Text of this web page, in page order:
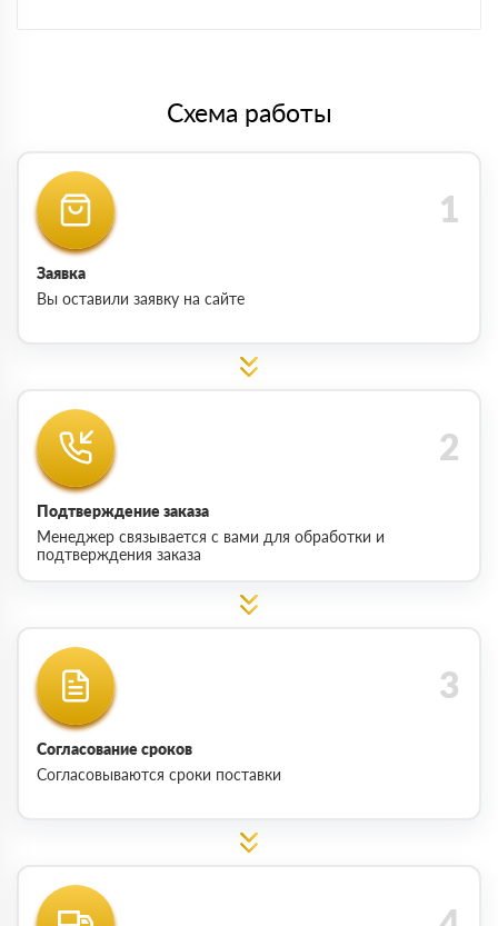
Схема работы
Заявка
Вы оставили заявку на сайте
Подтверждение заказа
Менеджер связывается с вами для обработки и
подтверждения заказа
Согласование сроков
Согласовываются сроки поставки